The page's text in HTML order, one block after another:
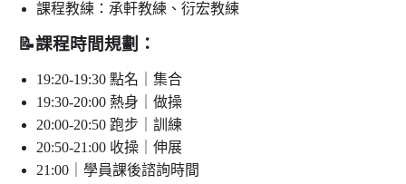
課程教練：承軒教練、衍宏教練
📝課程時間規劃：
19:20-19:30 點名｜集合
19:30-20:00 熱身｜做操
20:00-20:50 跑步｜訓練
20:50-21:00 收操｜伸展
21:00｜學員課後諮詢時間